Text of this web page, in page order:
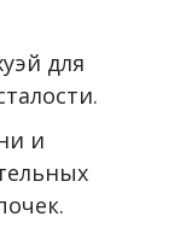
для
и